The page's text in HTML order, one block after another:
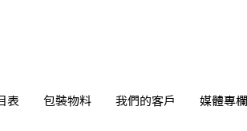
表 包裝物料 我們的客戶 媒體專欄